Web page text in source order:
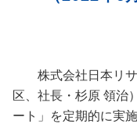
株式会社日本リサ
区、社長・杉原 領治
ート」を定期的に実